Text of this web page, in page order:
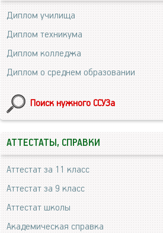
Диплом училища
Диплом техникума
Диплом колледжа
Диплом о среднем образовании
Поиск нужного ССУЗа
АТТЕСТАТЫ, СПРАВКИ
Аттестат за 11 класс
Аттестат за 9 класс
Аттестат школы
Академическая справка